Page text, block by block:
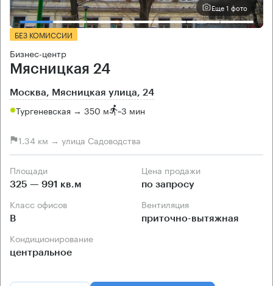
Еще 1 фото
БЕЗ КОМИССИИ
Бизнес-центр
Мясницкая 24
Москва, Мясницкая улица, 24
Тургеневская → 350 м ~3 мин
1.34 км → улица Садоводства
Площади
325 — 991 кв.м
Цена продажи
по запросу
Класс офисов
B
Вентиляция
приточно-вытяжная
Кондиционирование
центральное